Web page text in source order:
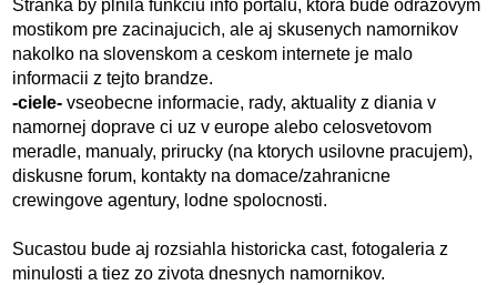
Stranka by plnila funkciu info portalu, ktora bude odrazovym
mostikom pre zacinajucich, ale aj skusenych namornikov
nakolko na slovenskom a ceskom internete je malo
informacii z tejto brandze.
-ciele- vseobecne informacie, rady, aktuality z diania v
namornej doprave ci uz v europe alebo celosvetovom
meradle, manualy, prirucky (na ktorych usilovne pracujem),
diskusne forum, kontakty na domace/zahranicne
crewingove agentury, lodne spolocnosti.
Sucastou bude aj rozsiahla historicka cast, fotogaleria z
minulosti a tiez zo zivota dnesnych namornikov.